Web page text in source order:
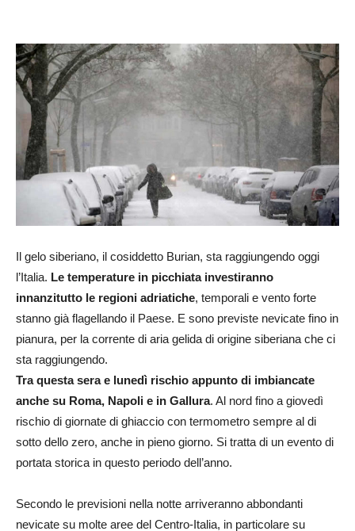
Il gelo siberiano, il cosiddetto Burian, sta raggiungendo oggi
l’Italia. Le temperature in picchiata investiranno
innanzitutto le regioni adriatiche, temporali e vento forte
stanno già flagellando il Paese. E sono previste nevicate fino in
pianura, per la corrente di aria gelida di origine siberiana che ci
sta raggiungendo.
Tra questa sera e lunedì rischio appunto di imbiancate
anche su Roma, Napoli e in Gallura. Al nord fino a giovedì
rischio di giornate di ghiaccio con termometro sempre al di
sotto dello zero, anche in pieno giorno. Si tratta di un evento di
portata storica in questo periodo dell’anno.
Secondo le previsioni nella notte arriveranno abbondanti
nevicate su molte aree del Centro-Italia, in particolare su